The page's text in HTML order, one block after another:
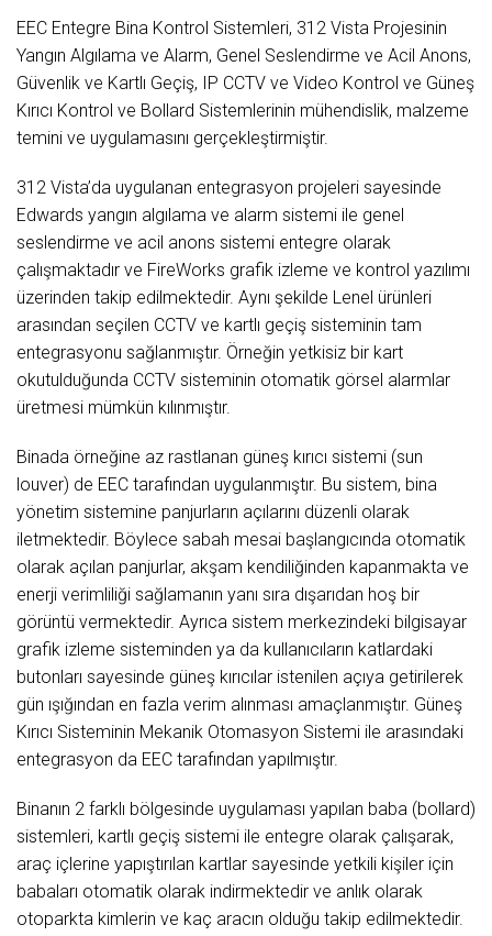
EEC Entegre Bina Kontrol Sistemleri, 312 Vista Projesinin
Yangın Algılama ve Alarm, Genel Seslendirme ve Acil Anons,
Güvenlik ve Kartlı Geçiş, IP CCTV ve Video Kontrol ve Güneş
Kırıcı Kontrol ve Bollard Sistemlerinin mühendislik, malzeme
temini ve uygulamasını gerçekleştirmiştir.
312 Vista’da uygulanan entegrasyon projeleri sayesinde
Edwards yangın algılama ve alarm sistemi ile genel
seslendirme ve acil anons sistemi entegre olarak
çalışmaktadır ve FireWorks grafik izleme ve kontrol yazılımı
üzerinden takip edilmektedir. Aynı şekilde Lenel ürünleri
arasından seçilen CCTV ve kartlı geçiş sisteminin tam
entegrasyonu sağlanmıştır. Örneğin yetkisiz bir kart
okutulduğunda CCTV sisteminin otomatik görsel alarmlar
üretmesi mümkün kılınmıştır.
Binada örneğine az rastlanan güneş kırıcı sistemi (sun
louver) de EEC tarafından uygulanmıştır. Bu sistem, bina
yönetim sistemine panjurların açılarını düzenli olarak
iletmektedir. Böylece sabah mesai başlangıcında otomatik
olarak açılan panjurlar, akşam kendiliğinden kapanmakta ve
enerji verimliliği sağlamanın yanı sıra dışarıdan hoş bir
görüntü vermektedir. Ayrıca sistem merkezindeki bilgisayar
grafik izleme sisteminden ya da kullanıcıların katlardaki
butonları sayesinde güneş kırıcılar istenilen açıya getirilerek
gün ışığından en fazla verim alınması amaçlanmıştır. Güneş
Kırıcı Sisteminin Mekanik Otomasyon Sistemi ile arasındaki
entegrasyon da EEC tarafından yapılmıştır.
Binanın 2 farklı bölgesinde uygulaması yapılan baba (bollard)
sistemleri, kartlı geçiş sistemi ile entegre olarak çalışarak,
araç içlerine yapıştırılan kartlar sayesinde yetkili kişiler için
babaları otomatik olarak indirmektedir ve anlık olarak
otoparkta kimlerin ve kaç aracın olduğu takip edilmektedir.